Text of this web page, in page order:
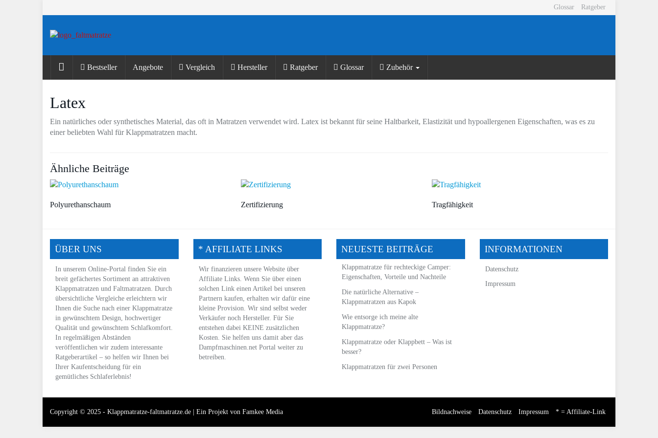
Glossar Ratgeber
Bestseller Angebote Vergleich Hersteller Ratgeber Glossar Zubehör
Latex
Ein natürliches oder synthetisches Material, das oft in Matratzen verwendet wird. Latex ist bekannt für seine Haltbarkeit, Elastizität und hypoallergenen Eigenschaften, was es zu
einer beliebten Wahl für Klappmatratzen macht.
Ähnliche Beiträge
Polyurethanschaum Zertifizierung Tragfähigkeit
ÜBER UNS
In unserem Online-Portal finden Sie ein
breit gefächertes Sortiment an attraktiven
Klappmatratzen und Faltmatratzen. Durch
übersichtliche Vergleiche erleichtern wir
Ihnen die Suche nach einer Klappmatratze
in gewünschtem Design, hochwertiger
Qualität und gewünschtem Schlafkomfort.
In regelmäßigen Abständen
veröffentlichen wir zudem interessante
Ratgeberartikel – so helfen wir Ihnen bei
Ihrer Kaufentscheidung für ein
gemütliches Schlaferlebnis!
* AFFILIATE LINKS
Wir finanzieren unsere Website über
Affiliate Links. Wenn Sie über einen
solchen Link einen Artikel bei unseren
Partnern kaufen, erhalten wir dafür eine
kleine Provision. Wir sind selbst weder
Verkäufer noch Hersteller. Für Sie
entstehen dabei KEINE zusätzlichen
Kosten. Sie helfen uns damit aber das
Dampfmaschinen.net Portal weiter zu
betreiben.
NEUESTE BEITRÄGE
Klappmatratze für rechteckige Camper:
Eigenschaften, Vorteile und Nachteile
Die natürliche Alternative –
Klappmatratzen aus Kapok
Wie entsorge ich meine alte
Klappmatratze?
Klappmatratze oder Klappbett – Was ist
besser?
Klappmatratzen für zwei Personen
INFORMATIONEN
Datenschutz
Impressum
Copyright © 2025 - Klappmatratze-faltmatratze.de | Ein Projekt von Famkee Media Bildnachweise Datenschutz Impressum * = Affiliate-Link